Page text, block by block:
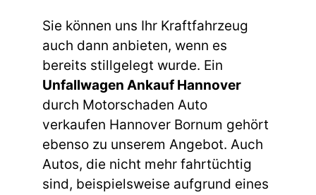
Sie können uns Ihr Kraftfahrzeug
auch dann anbieten, wenn es
bereits stillgelegt wurde. Ein
Unfallwagen Ankauf Hannover
durch Motorschaden Auto
verkaufen Hannover Bornum gehört
ebenso zu unserem Angebot. Auch
Autos, die nicht mehr fahrtüchtig
sind, beispielsweise aufgrund eines